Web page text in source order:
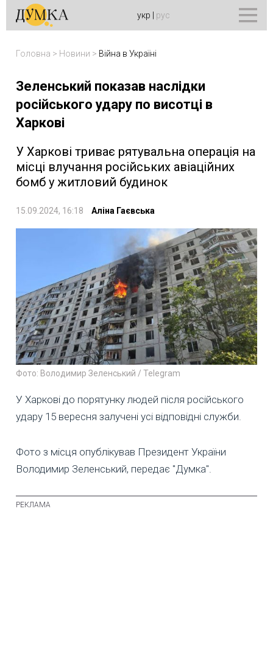
укр рус
Головна > Новини > Війна в Україні
Зеленський показав наслідки
російського удару по висотці в
Харкові
У Харкові триває рятувальна операція на
місці влучання російських авіаційних
бомб у житловий будинок
15.09.2024, 16:18 Аліна Гаєвська
Фото: Володимир Зеленський / Telegram
У Харкові до порятунку людей після російського
удару 15 вересня залучені усі відповідні служби.
Фото з місця опублікував Президент України
Володимир Зеленський, передає "Думка".